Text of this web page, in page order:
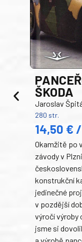
ŠKODA
Jaroslav
280 str.
14,50 €
Okamžitě po
závody v
konstrukční
jedinečné
v pozdější
výročí výroby
jsme si